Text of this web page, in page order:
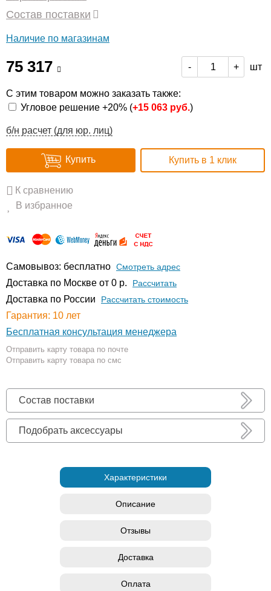
Состав поставки
Наличие по магазинам
75 317 - + шт
С этим товаром можно заказать также:
Угловое решение +20% (+15 063 руб.)
б/н расчет (для юр. лиц)
Купить Купить в 1 клик
К сравнению
В избранное
Самовывоз: бесплатно Смотреть адрес
Доставка по Москве от 0 р. Расcчитать
Доставка по России Рассчитать стоимость
Гарантия: 10 лет
Бесплатная консультация менеджера
Отправить карту товара по почте
Отправить карту товара по смс
Состав поставки
Подобрать аксессуары
Характеристики
Описание
Отзывы
Доставка
Оплата